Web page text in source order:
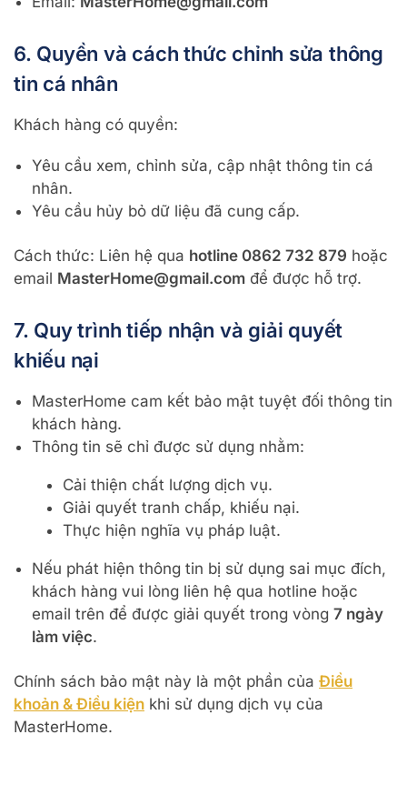
6. Quyền và cách thức chỉnh sửa thông
tin cá nhân
Khách hàng có quyền:
Yêu cầu xem, chỉnh sửa, cập nhật thông tin cá
nhân.
Yêu cầu hủy bỏ dữ liệu đã cung cấp.
Cách thức: Liên hệ qua hotline 0862 732 879 hoặc
email MasterHome@gmail.com để được hỗ trợ.
7. Quy trình tiếp nhận và giải quyết
khiếu nại
MasterHome cam kết bảo mật tuyệt đối thông tin
khách hàng.
Thông tin sẽ chỉ được sử dụng nhằm:
Cải thiện chất lượng dịch vụ.
Giải quyết tranh chấp, khiếu nại.
Thực hiện nghĩa vụ pháp luật.
Nếu phát hiện thông tin bị sử dụng sai mục đích,
khách hàng vui lòng liên hệ qua hotline hoặc
email trên để được giải quyết trong vòng 7 ngày
làm việc.
Chính sách bảo mật này là một phần của Điều
khoản & Điều kiện khi sử dụng dịch vụ của
MasterHome.